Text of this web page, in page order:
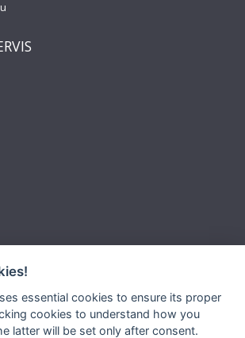
essential cookies to ensure its proper
cookies to understand how you
latter will be set only after consent.